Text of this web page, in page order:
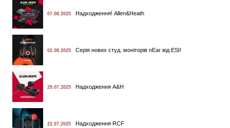
07.08.2025 Надходження! Allen&Heath
02.08.2025 Cерія нових cтуд. моніторів nEar від ESI!
29.07.2025 Надходження A&H
22.07.2025 Надходження RCF